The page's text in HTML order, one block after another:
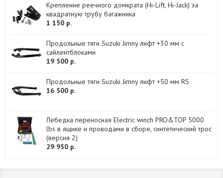
Крепление реечного домкрата (Hi-Lift, Hi-Jack) за
квадратную трубу багажника
1 150 р.
Продольные тяги Suzuki Jimny лифт +30 мм с
сайлентблоками
19 500 р.
Продольные тяги Suzuki Jimny лифт +50 мм RS
16 500 р.
Лебедка переносная Electric winch PRO&TOP 5000
lbs в ящике и проводами в сборе, синтетический трос
(версия 2)
29 950 р.